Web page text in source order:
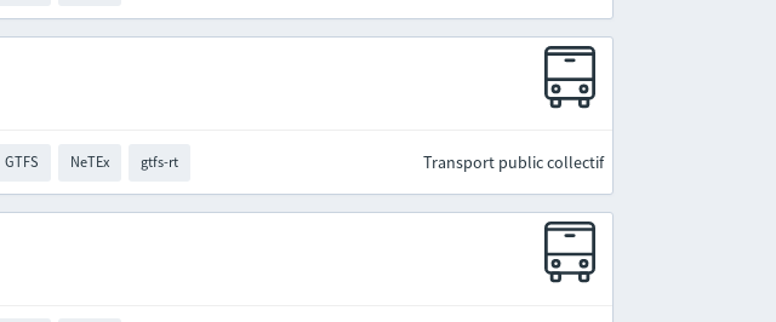
GTFS NeTEx gtfs-rt Transport public collectif